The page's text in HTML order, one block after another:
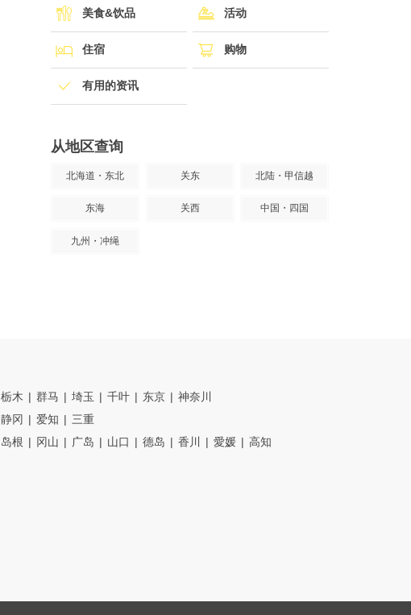
美食&饮品 活动
住宿 购物
有用的资讯
从地区查询
北海道・东北 关东 北陆・甲信越
东海 关西 中国・四国
九州・冲绳
栃木 群马 埼玉 千叶 东京
神奈川
静冈 爱知
三重
岛根 冈山 广岛 山口 德岛 香川 愛媛
高知